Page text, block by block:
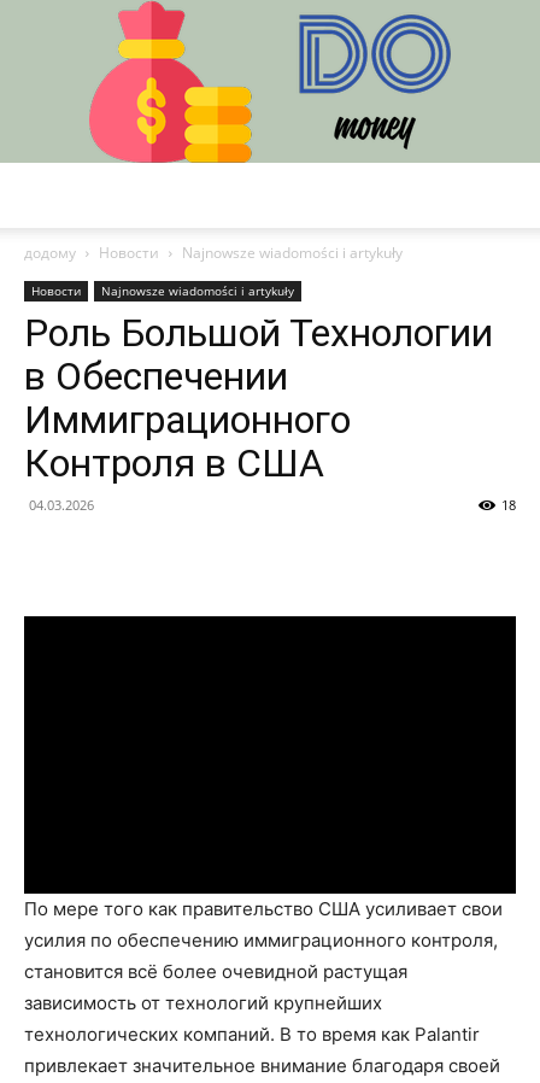
додому
Новости Najnowsze wiadomości i artykuły
Новости Najnowsze wiadomości i artykuły
Роль Большой Технологии
в Обеспечении
Иммиграционного
Контроля в США
04.03.2026 18
По мере того как правительство США усиливает свои
усилия по обеспечению иммиграционного контроля,
становится всё более очевидной растущая
зависимость от технологий крупнейших
технологических компаний. В то время как Palantir
привлекает значительное внимание благодаря своей